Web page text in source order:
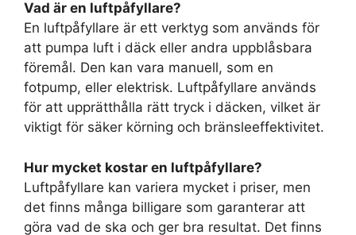
Vad är en luftpåfyllare?
En luftpåfyllare är ett verktyg som används för
att pumpa luft i däck eller andra uppblåsbara
föremål. Den kan vara manuell, som en
fotpump, eller elektrisk. Luftpåfyllare används
för att upprätthålla rätt tryck i däcken, vilket är
viktigt för säker körning och bränsleeffektivitet.
Hur mycket kostar en luftpåfyllare?
Luftpåfyllare kan variera mycket i priser, men
det finns många billigare som garanterar att
göra vad de ska och ger bra resultat. Det finns